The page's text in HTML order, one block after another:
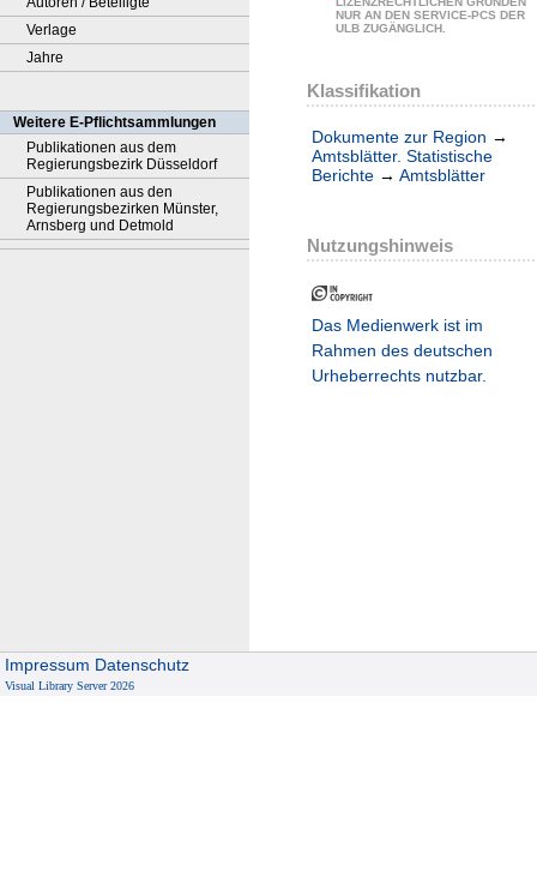
Verlage
Jahre
Weitere E-Pflichtsammlungen
Publikationen aus dem
Regierungsbezirk Düsseldorf
Publikationen aus den
Regierungsbezirken Münster,
Arnsberg und Detmold
NUR AN DEN SERVICE-PCS DER
ULB ZUGÄNGLICH.
Klassifikation
Dokumente zur Region →
Amtsblätter. Statistische
Berichte → Amtsblätter
Nutzungshinweis
Das Medienwerk ist im
Rahmen des deutschen
Urheberrechts nutzbar.
Impressum Datenschutz
Visual Library Server 2026